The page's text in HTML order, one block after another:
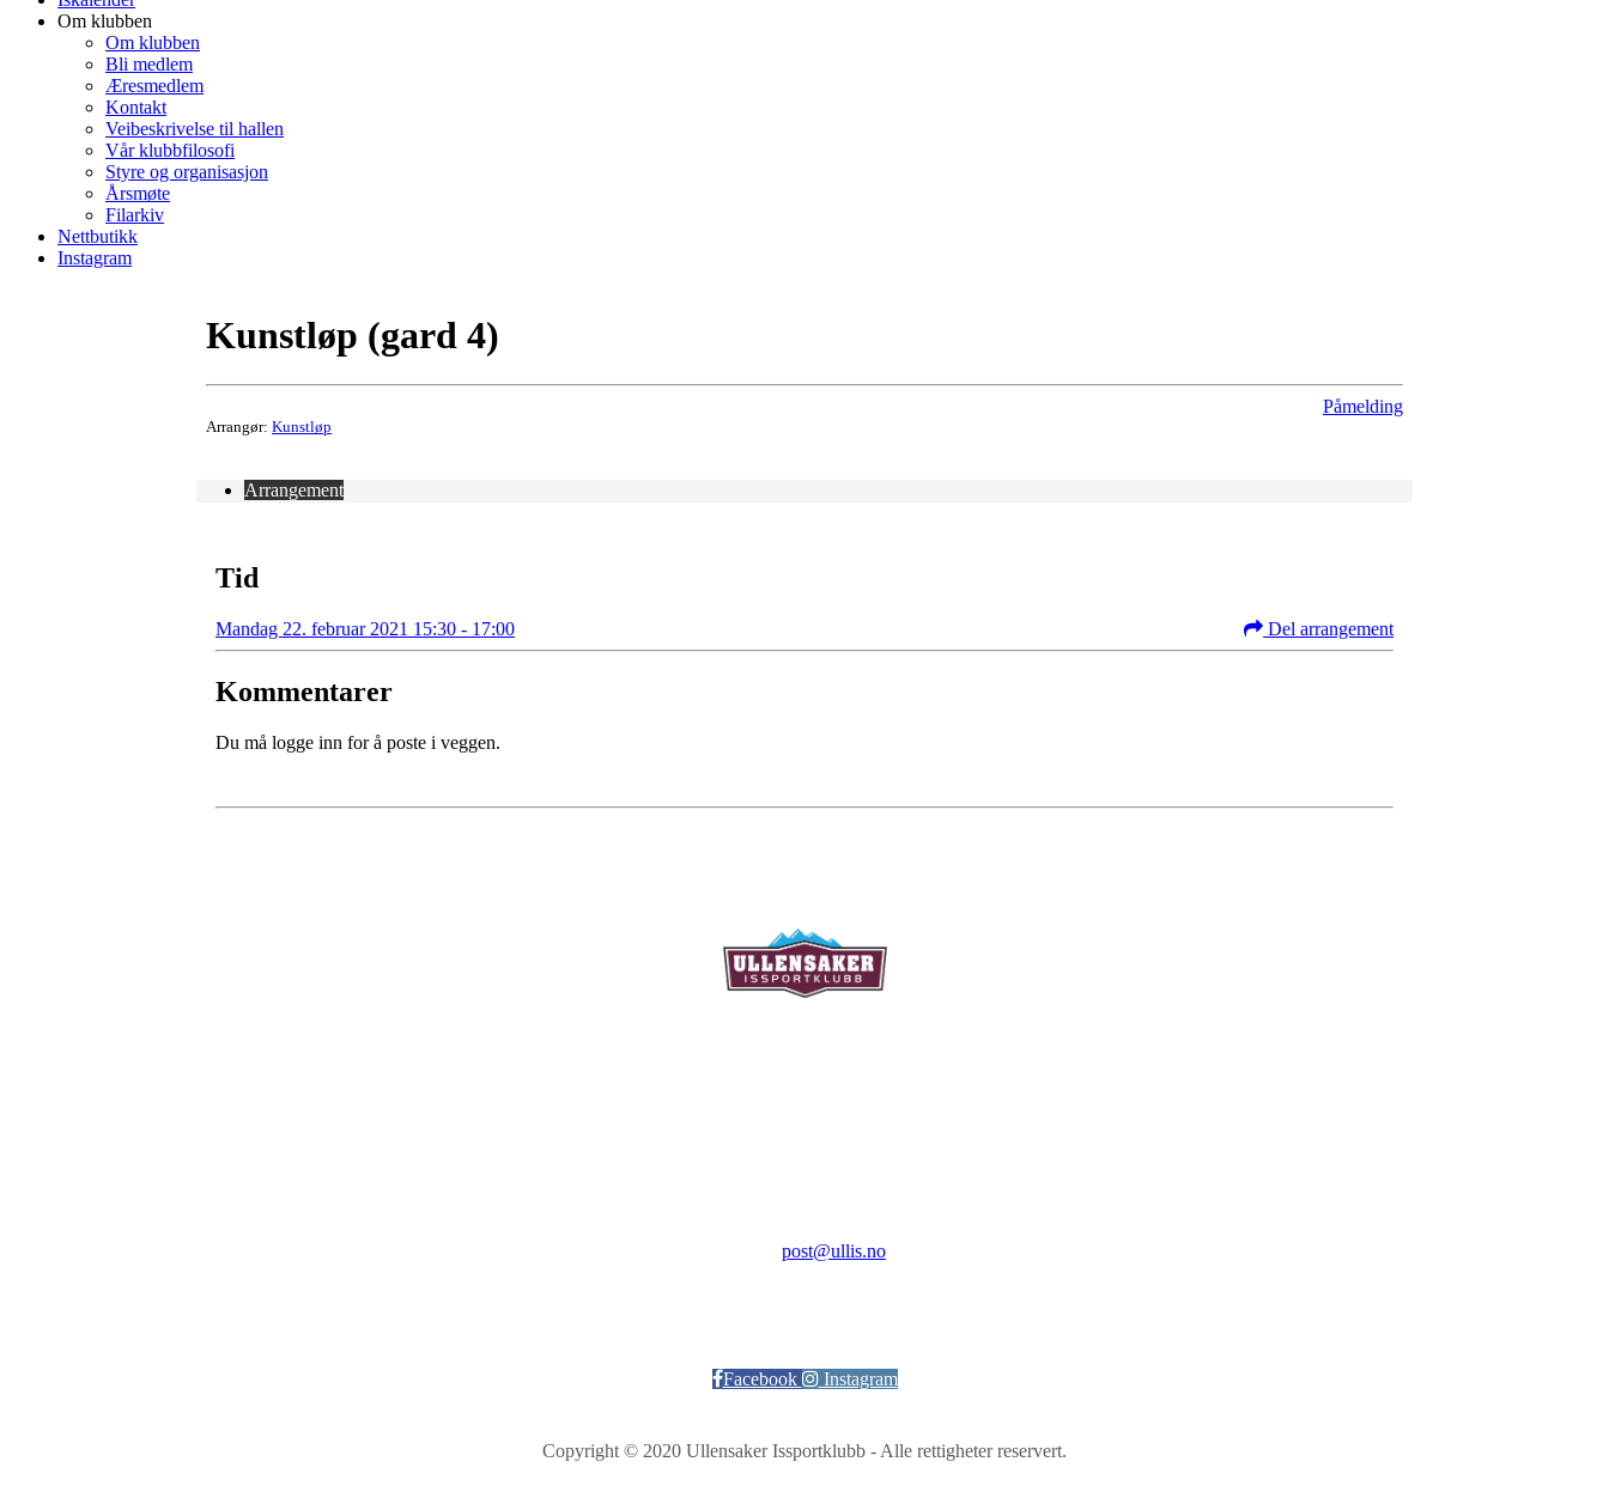
Om klubben
Om klubben
Bli medlem
Æresmedlem
Kontakt
Veibeskrivelse til hallen
Vår klubbfilosofi
Styre og organisasjon
Årsmøte
Filarkiv
Nettbutikk
Instagram
Kunstløp (gard 4)
Arrangør: Kunstløp
Påmelding
Arrangement
Tid
Mandag 22. februar 2021 15:30 - 17:00 Del arrangement
Kommentarer
Du må logge inn for å poste i veggen.
post@ullis.no
Facebook Instagram
Copyright © 2020 Ullensaker Issportklubb - Alle rettigheter reservert.